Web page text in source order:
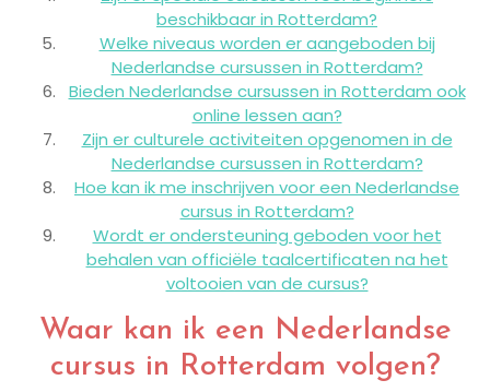
beschikbaar in Rotterdam?
Welke niveaus worden er aangeboden bij
Nederlandse cursussen in Rotterdam?
Bieden Nederlandse cursussen in Rotterdam ook
online lessen aan?
Zijn er culturele activiteiten opgenomen in de
Nederlandse cursussen in Rotterdam?
Hoe kan ik me inschrijven voor een Nederlandse
cursus in Rotterdam?
Wordt er ondersteuning geboden voor het
behalen van officiële taalcertificaten na het
voltooien van de cursus?
Waar kan ik een Nederlandse
cursus in Rotterdam volgen?